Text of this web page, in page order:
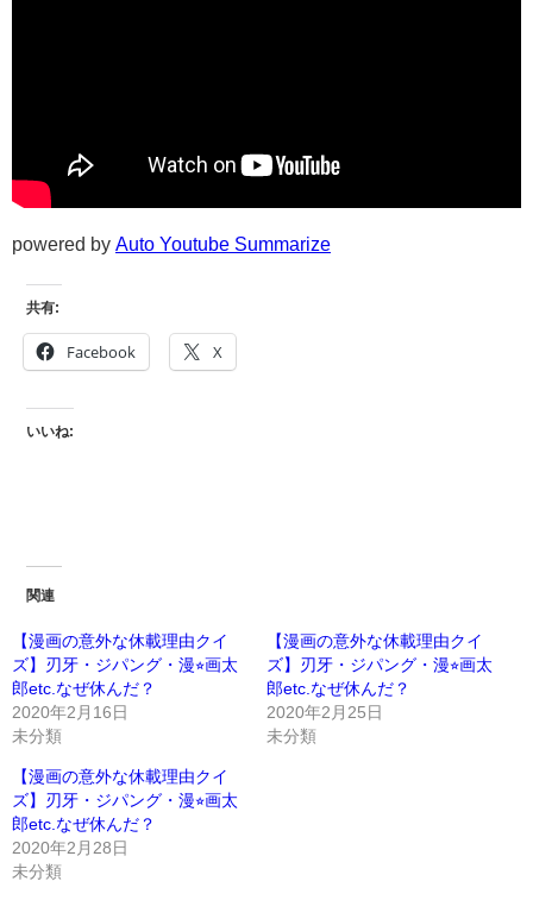
powered by Auto Youtube Summarize
共有:
Facebook X
いいね:
関連
【漫画の意外な休載理由クイ
ズ】刃牙・ジパング・漫⭐︎画太
郎etc.なぜ休んだ？
2020年2月16日
未分類
【漫画の意外な休載理由クイ
ズ】刃牙・ジパング・漫⭐︎画太
郎etc.なぜ休んだ？
2020年2月25日
未分類
【漫画の意外な休載理由クイ
ズ】刃牙・ジパング・漫⭐︎画太
郎etc.なぜ休んだ？
2020年2月28日
未分類